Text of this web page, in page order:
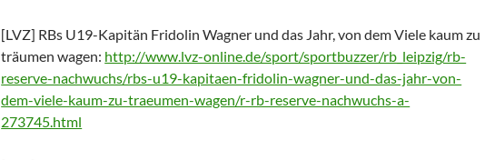
[LVZ] RBs U19-Kapitän Fridolin Wagner und das Jahr, von dem Viele kaum zu
träumen wagen: http://www.lvz-online.de/sport/sportbuzzer/rb_leipzig/rb-
reserve-nachwuchs/rbs-u19-kapitaen-fridolin-wagner-und-das-jahr-von-
dem-viele-kaum-zu-traeumen-wagen/r-rb-reserve-nachwuchs-a-
273745.html